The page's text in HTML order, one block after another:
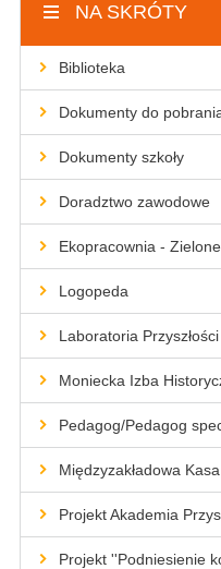
NA SKRÓTY
Biblioteka
Dokumenty do
Dokumenty szkoły
Doradztwo zawodowe
Ekopracownia -
Logopeda
Laboratoria Przyszłości
Moniecka Izba
Pedagog/Pedagog
Międzyzakładowa
Projekt Akademia
Projekt ''Podniesienie